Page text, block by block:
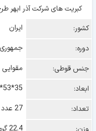
کبریت های شرکت آذر ابهر طرح
کشور:
ایران
دوره:
جمهوری
جنس قوطی:
مقوایی
ابعاد:
35*53*13 میلیمتر
تعداد:
27 عدد